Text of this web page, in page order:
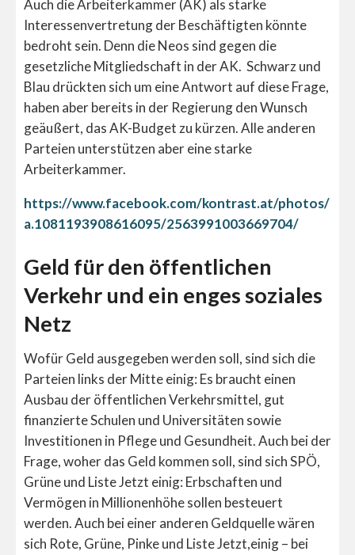
Auch die Arbeiterkammer (AK) als starke
Interessenvertretung der Beschäftigten könnte
bedroht sein. Denn die Neos sind gegen die
gesetzliche Mitgliedschaft in der AK. Schwarz und
Blau drückten sich um eine Antwort auf diese Frage,
haben aber bereits in der Regierung den Wunsch
geäußert, das AK-Budget zu kürzen. Alle anderen
Parteien unterstützen aber eine starke
Arbeiterkammer.
https://www.facebook.com/kontrast.at/photos/
a.1081193908616095/2563991003669704/
Geld für den öffentlichen
Verkehr und ein enges soziales
Netz
Wofür Geld ausgegeben werden soll, sind sich die
Parteien links der Mitte einig: Es braucht einen
Ausbau der öffentlichen Verkehrsmittel, gut
finanzierte Schulen und Universitäten sowie
Investitionen in Pflege und Gesundheit. Auch bei der
Frage, woher das Geld kommen soll, sind sich SPÖ,
Grüne und Liste Jetzt einig: Erbschaften und
Vermögen in Millionenhöhe sollen besteuert
werden. Auch bei einer anderen Geldquelle wären
sich Rote, Grüne, Pinke und Liste Jetzt,einig – bei